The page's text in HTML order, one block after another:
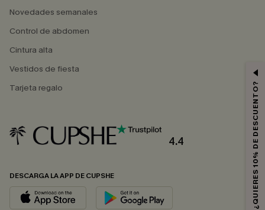
Novedades semanales
Control de abdomen
Cintura alta
Vestidos de fiesta
Tarjeta regalo
4.4
DESCARGA LA APP DE CUPSHE ¿QUIERES 10% DE DESCUENTO?